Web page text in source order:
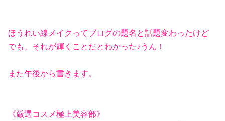
ほうれい線メイクってブログの題名と話題変わったけど
でも、それが輝くことだとわかった♪うん！
また午後から書きます。
《厳選コスメ極上美容部》